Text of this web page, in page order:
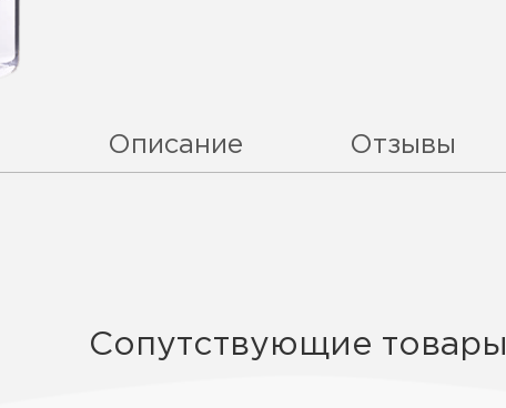
Описание Отзывы
Сопутствующие товары